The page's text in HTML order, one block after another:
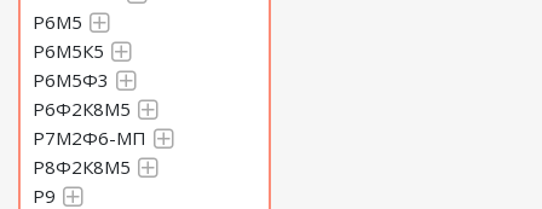
Р6М5
Р6М5К5
Р6М5Ф3
Р6Ф2К8М5
Р7М2Ф6-МП
Р8Ф2К8М5
Р9